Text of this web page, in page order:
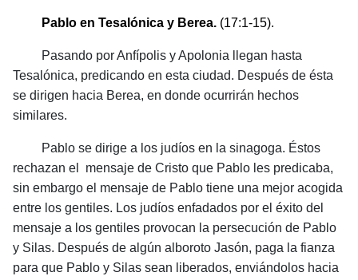
Pablo en Tesalónica y Berea. (17:1-15).
Pasando por Anfípolis y Apolonia llegan hasta
Tesalónica, predicando en esta ciudad. Después de ésta
se dirigen hacia Berea, en donde ocurrirán hechos
similares.
Pablo se dirige a los judíos en la sinagoga. Éstos
rechazan el mensaje de Cristo que Pablo les predicaba,
sin embargo el mensaje de Pablo tiene una mejor acogida
entre los gentiles. Los judíos enfadados por el éxito del
mensaje a los gentiles provocan la persecución de Pablo
y Silas. Después de algún alboroto Jasón, paga la fianza
para que Pablo y Silas sean liberados, enviándolos hacia